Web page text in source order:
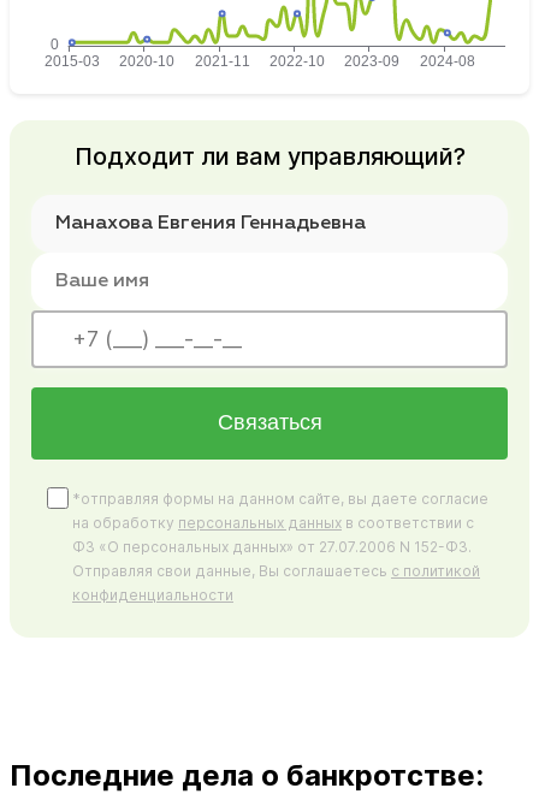
Подходит ли вам управляющий?
Связаться
*отправляя формы на данном сайте, вы даете согласие
на обработку персональных данных в соответствии с
ФЗ «О персональных данных» от 27.07.2006 N 152-ФЗ.
Отправляя свои данные, Вы соглашаетесь с политикой
конфиденциальности
Последние дела о банкротстве: